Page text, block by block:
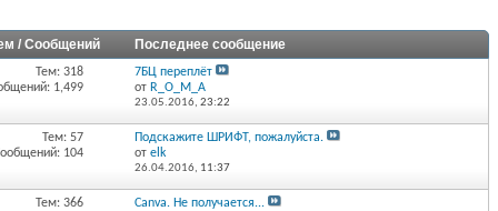
/ Сообщений Последнее сообщение
Тем: 318
1,499
7БЦ переплёт
от R_O_M_A
23.05.2016,23:22
Тем: 57
104
Подскажите ШРИФТ, пожалуйста.
отelk
26.04.2016, 11:37
Тем: 366
Canva. Не получается...